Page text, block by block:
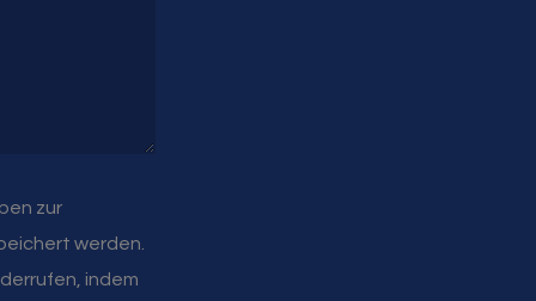
zur
werden.
indem